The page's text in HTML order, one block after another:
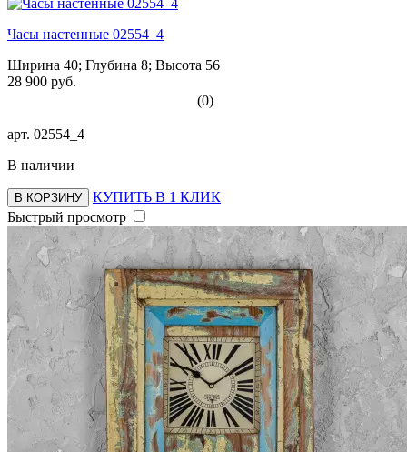
Часы настенные 02554_4
Ширина 40; Глубина 8; Высота 56
28 900 руб.
(0)
арт. 02554_4
В наличии
В КОРЗИНУ
КУПИТЬ В 1 КЛИК
Быстрый просмотр